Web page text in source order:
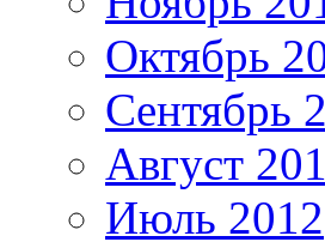
Октябрь
Сентябрь
Август
Июль 2012